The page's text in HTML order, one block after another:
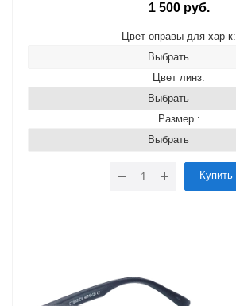
1 500 руб.
Цвет оправы для хар-к:
Выбрать
Цвет линз:
Выбрать
Размер :
Выбрать
Купить